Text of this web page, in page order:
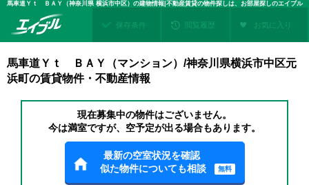
馬車道Ｙｔ ＢＡＹ（神奈川県 横浜市中区）の建物情報|不動産賃貸の物件探しは、お部屋探しのエイブル
保存条件 閲覧履歴 お気に入り
馬車道Ｙｔ ＢＡＹ（マンション）/神奈川県横浜市中区元
浜町の賃貸物件・不動産情報
現在募集中の物件はございません。
今は満室ですが、空予定が出る場合もあります。
最新の空室状況を確認
似た物件についても相談
無料